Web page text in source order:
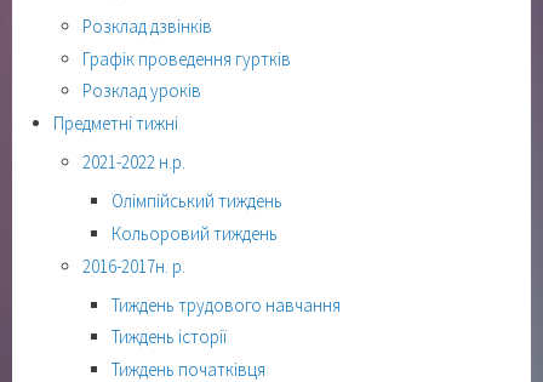
Розклад дзвінків
Графік проведення гуртків
Розклад уроків
Предметні тижні
2021-2022 н.р.
Олімпійський тиждень
Кольоровий тиждень
2016-2017н. р.
Тиждень трудового навчання
Тиждень історії
Тиждень початківця